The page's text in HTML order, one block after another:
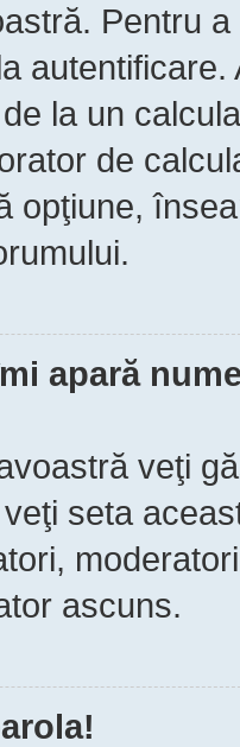
Pentru
la un
de
opţiune,
apară
veţi
seta
ascuns.